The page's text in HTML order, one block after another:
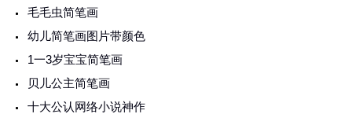
毛毛虫简笔画
幼儿简笔画图片带颜色
1一3岁宝宝简笔画
贝儿公主简笔画
十大公认网络小说神作